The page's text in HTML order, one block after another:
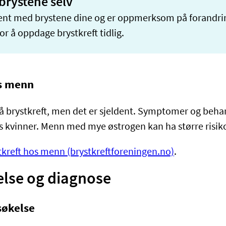
med brystene dine og er oppmerksom på
å oppdage brystkreft tidlig.
menn
brystkreft, men det er sjeldent. Symptomer og
kvinner. Menn med mye østrogen kan ha større
hos menn (brystkreftforeningen.no).
og diagnose